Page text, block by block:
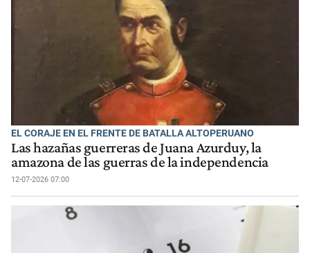
EL CORAJE EN EL FRENTE DE BATALLA ALTOPERUANO
Las hazañas guerreras de Juana Azurduy, la
amazona de las guerras de la independencia
12-07-2026 07:00